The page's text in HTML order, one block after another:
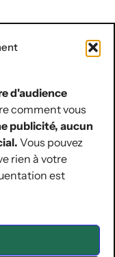
d'audience
comment vous
publicité, aucun
Vous pouvez
rien à votre
est
| RPM de Nivelles